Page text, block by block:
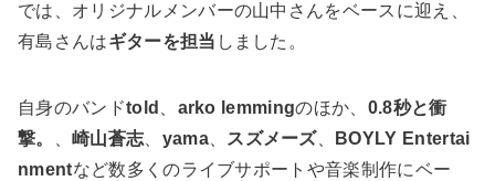
では、オリジナルメンバーの山中さんをベースに迎え、
有島さんはギターを担当 しました。
自身のバンドtold arko lemmingのほか、 0.8秒と衝
撃。
崎山蒼志 yama、 スズメーズ、
BOYLY Entertai
nmentなど数多くのライブサポートや音楽制作にベー